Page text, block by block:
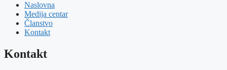
Naslovna
Medija centar
Članstvo
Kontakt
Kontakt